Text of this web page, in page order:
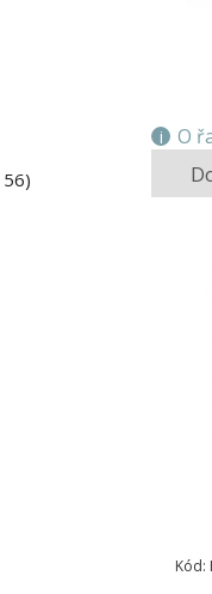
O
Kód: